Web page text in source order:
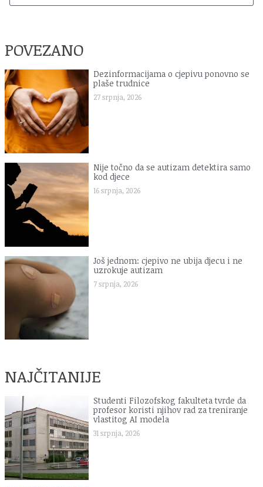
POVEZANO
Dezinformacijama o cjepivu ponovno se
plaše trudnice
27 srpnja, 2026
Nije točno da se autizam detektira samo
kod djece
16 srpnja, 2026
Još jednom: cjepivo ne ubija djecu i ne
uzrokuje autizam
7 srpnja, 2026
NAJČITANIJE
Studenti Filozofskog fakulteta tvrde da
profesor koristi njihov rad za treniranje
vlastitog AI modela
31 srpnja, 2026